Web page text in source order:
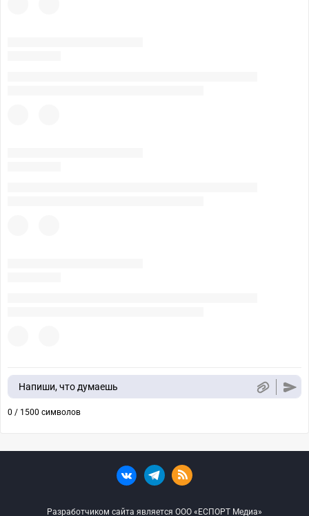
Напиши, что думаешь
0 / 1500 символов
Разработчиком сайта является ООО «ЕСПОРТ Медиа»